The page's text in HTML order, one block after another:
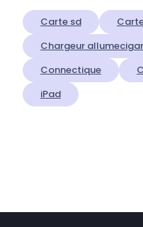
Carte sd
Chargeur
Connectique
iPad